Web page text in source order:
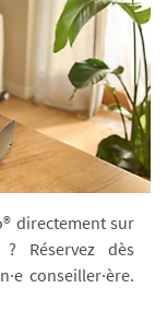
directement sur
Réservez dès
conseiller·ère.